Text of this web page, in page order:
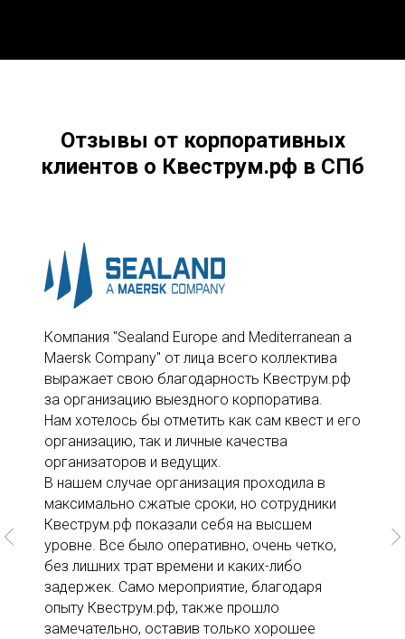
Отзывы от корпоративных
клиентов о Квеструм.рф в СПб
Компания "Sealand Europe and Mediterranean a
Maersk Company" от лица всего коллектива
выражает свою благодарность Квеструм.рф
за организацию выездного корпоратива.
Нам хотелось бы отметить как сам квест и его
организацию, так и личные качества
организаторов и ведущих.
В нашем случае организация проходила в
максимально сжатые сроки, но сотрудники
Квеструм.рф показали себя на высшем
уровне. Все было оперативно, очень четко,
без лишних трат времени и каких-либо
задержек. Само мероприятие, благодаря
опыту Квеструм.рф, также прошло
замечательно, оставив только хорошее